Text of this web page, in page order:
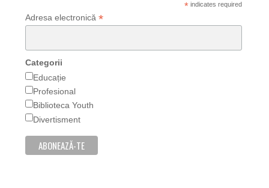
*indicates required
Adresa electronică *
Categorii
Educație
Profesional
Biblioteca Youth
Divertisment